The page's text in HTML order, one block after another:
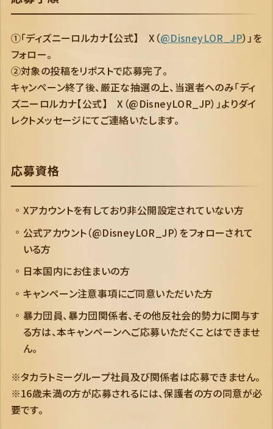
①「ディズニーロルカナ【公式】 X（@DisneyLOR_JP）」を
フォロー。
②対象の投稿をリポストで応募完了。
キャンペーン終了後、厳正な抽選の上、当選者へのみ「ディ
ズニーロルカナ【公式】 X（@DisneyLOR_JP）」よりダイ
レクトメッセージにてご連絡いたします。
応募資格
Xアカウントを有しており非公開設定されていない方
公式アカウント（@DisneyLOR_JP）をフォローされて
いる方
日本国内にお住まいの方
キャンペーン注意事項にご同意いただいた方
暴力団員、暴力団関係者、その他反社会的勢力に関与す
る方は、本キャンペーンへご応募いただくことはできませ
ん。
※タカラトミーグループ社員及び関係者は応募できません。
※16歳未満の方が応募されるには、保護者の方の同意が必
要です。